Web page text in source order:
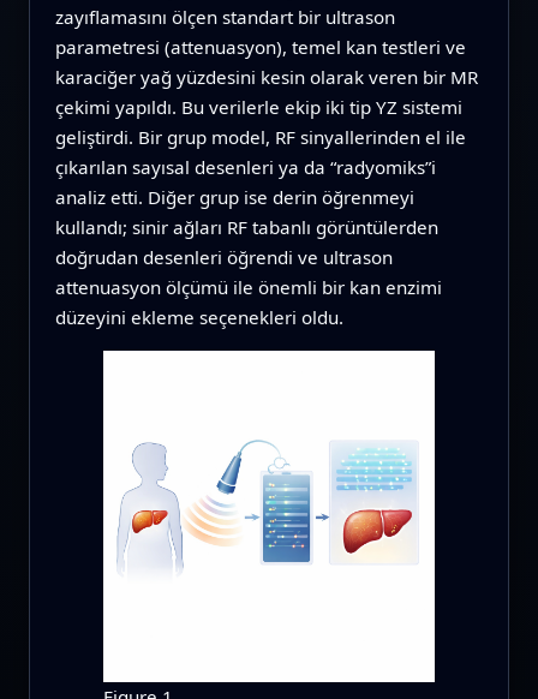
zayıflamasını ölçen standart bir ultrason
parametresi (attenuasyon), temel kan testleri ve
karaciğer yağ yüzdesini kesin olarak veren bir MR
çekimi yapıldı. Bu verilerle ekip iki tip YZ sistemi
geliştirdi. Bir grup model, RF sinyallerinden el ile
çıkarılan sayısal desenleri ya da “radyomiks”i
analiz etti. Diğer grup ise derin öğrenmeyi
kullandı; sinir ağları RF tabanlı görüntülerden
doğrudan desenleri öğrendi ve ultrason
attenuasyon ölçümü ile önemli bir kan enzimi
düzeyini ekleme seçenekleri oldu.